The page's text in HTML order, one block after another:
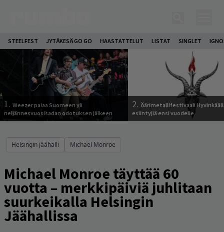
STEELFEST JYTÄKESÄ GO GO HAASTATTELUT LISTAT SINGLET
1. Weezer palaa Suomeen yli
neljännesvuosisadan odotuksen jälkeen
2. Äärimetallifestivaali
esiintyjiä ensi vuodelle
Helsingin jäähalli Michael Monroe
Michael Monroe täyttää 60
vuotta – merkkipäiviä juhlitaan
suurkeikalla Helsingin
Jäähallissa